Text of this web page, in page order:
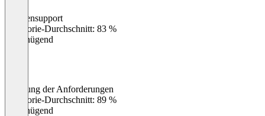
Kundensupport
Kategorie-Durchschnitt: 83 %
Ungenügend
Erfüllung der Anforderungen
Kategorie-Durchschnitt: 89 %
Ungenügend